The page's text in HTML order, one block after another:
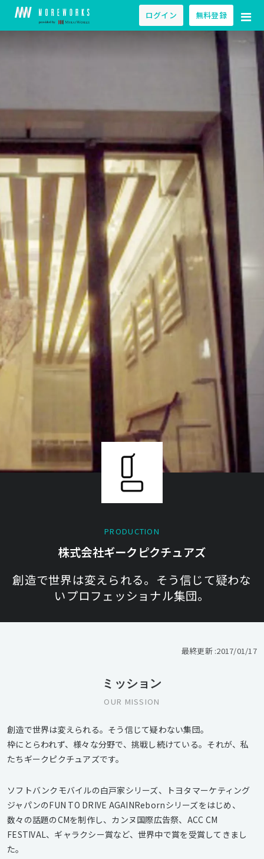
ログイン 無料登録
PRODUCTION
株式会社ギークピクチュアズ
創造で世界は変えられる。そう信じて疑わな
いプロフェッショナル集団。
最終更新 :2017/01/17
ミッション
OUR MISSION
創造で世界は変えられる。そう信じて疑わない集団。
枠にとらわれず、様々な分野で、挑戦し続けている。それが、私
たちギークピクチュアズです。
ソフトバンクモバイルの白戸家シリーズ、トヨタマーケティング
ジャパンのFUN TO DRIVE AGAINRebornシリーズをはじめ、
数々の話題のCMを制作し、カンヌ国際広告祭、ACC CM
FESTIVAL、ギャラクシー賞など、世界中で賞を受賞してきまし
た。